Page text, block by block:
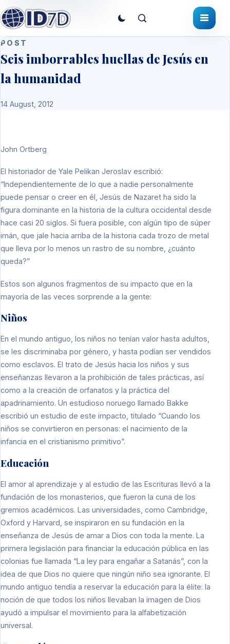
POST
Seis imborrables huellas de Jesús en
la humanidad
14 August, 2012
John Ortberg
El historiador de Yale Pelikan Jeroslav escribió:
“Independientemente de lo que a nadie personalmente
puede pensar o creer en él, Jesús de Nazaret ha sido la
figura dominante en la historia de la cultura occidental desde
hace casi 20 siglos. Si fuera posible, con algún tipo de súper
imán, que jale hacia arriba de la historia cada trozo de metal
que lleva por lo menos un rastro de su nombre, ¿cuánto
queda?”
Estos son algunos fragmentos de su impacto que en la
mayoría de las veces sorprende a la gente:
Niños
En el mundo antiguo, los niños no tenían valor hasta adultos,
se les discriminaba por género, y hasta podían ser vendidos
como esclavos. El trato de Jesús hacia los niños y sus
enseñanzas llevaron a la prohibición de tales prácticas, así
como a la creación de orfanatos y la práctica del
apadrinamiento. Un estudioso noruego llamado Bakke
escribió un estudio de este impacto, titulado “Cuando los
niños se convirtieron en personas: el nacimiento de la
infancia en el cristianismo primitivo”.
Educación
El amor al aprendizaje y al estudio de las Escrituras llevó a la
fundación de los monasterios, que fueron la cuna de los
gremios académicos. Las universidades, como Cambridge,
Oxford y Harvard, se inspiraron en su fundación en la
enseñanza de Jesús de amar a Dios con toda la mente. La
primera legislación para financiar la educación pública en las
colonias fue llamada “La ley para engañar a Satanás”, con la
idea de que Dios no quiere que ningún niño sea ignorante. El
mundo antiguo tendía a reservar la educación para la élite: la
noción de que todos los niños llevaban la imagen de Dios
ayudó a impulsar el movimiento para la alfabetización
universal.